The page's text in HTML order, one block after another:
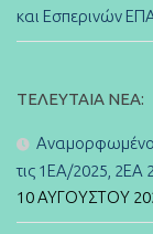
και Εσπερινών
ΤΕΛΕΥΤΑΊΑ ΝΈΑ:
Αναμορφωμένοι
τις 1ΕΑ/2025, 2ΕΑ
10 ΑΥΓΟΎΣΤΟΥ